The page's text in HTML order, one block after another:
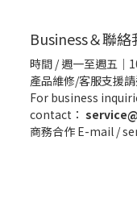
Business＆聯絡
時間 / 週一至週五｜
產品維修/客服支援
For business
contact：
商務合作 E-mail /